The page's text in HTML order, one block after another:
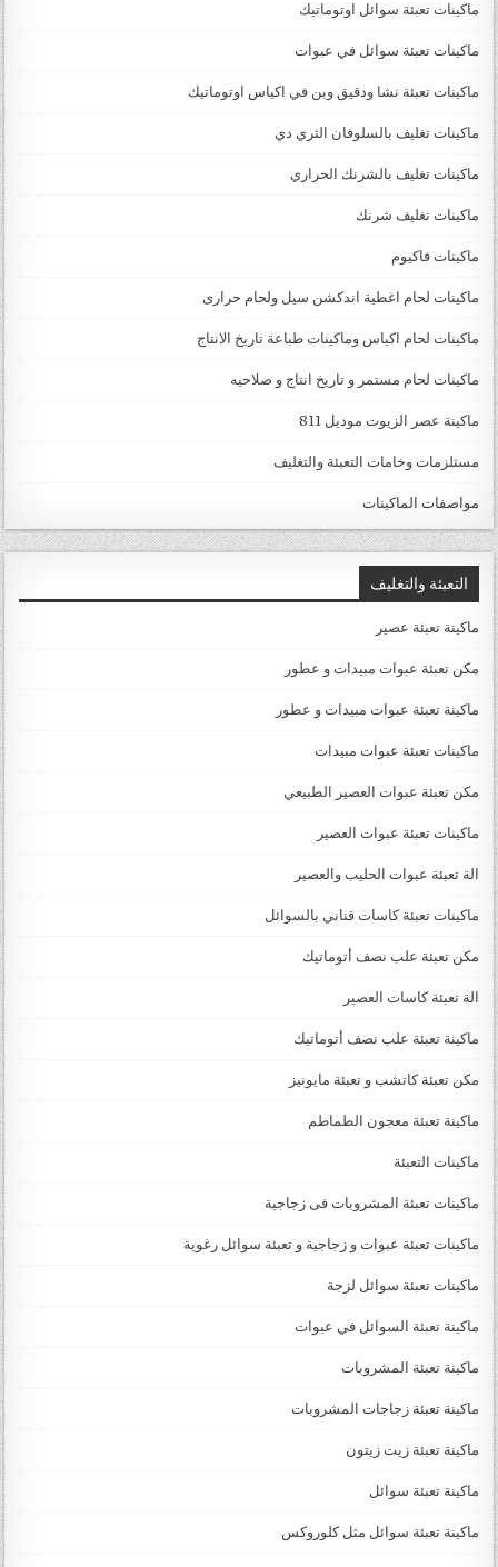
ماكينات تعبئة سوائل اوتوماتيك
ماكينات تعبئة سوائل في عبوات
ماكينات تعبئة نشا ودقيق وبن في اكياس اوتوماتيك
ماكينات تغليف بالسلوفان الثري دي
ماكينات تغليف بالشرنك الحراري
ماكينات تغليف شرنك
ماكينات فاكيوم
ماكينات لحام اغطية اندكشن سيل ولحام حرارى
ماكينات لحام اكياس وماكينات طباعة تاريخ الانتاج
ماكينات لحام مستمر و تاريخ انتاج و صلاحيه
ماكينة عصر الزيوت موديل 811
مستلزمات وخامات التعبئة والتغليف
مواصفات الماكينات
التعبئة والتغليف
ماكينة تعبئة عصير
مكن تعبئة عبوات مبيدات و عطور
ماكينة تعبئة عبوات مبيدات و عطور
ماكينات تعبئة عبوات مبيدات
مكن تعبئة عبوات العصير الطبيعي
ماكينات تعبئة عبوات العصير
الة تعبئة عبوات الحليب والعصير
ماكينات تعبئة كاسات قناني بالسوائل
مكن تعبئة علب نصف أتوماتيك
الة تعبئة كاسات العصير
ماكينة تعبئة علب نصف أتوماتيك
مكن تعبئة كاتشب و تعبئة مايونيز
ماكينة تعبئة معجون الطماطم
ماكينات التعبئة
ماكينات تعبئة المشروبات فى زجاجية
ماكينات تعبئة عبوات و زجاجية و تعبئة سوائل رغوية
ماكينات تعبئة سوائل لزجة
‏‏‏ماكينة تعبئة السوائل في عبوات
ماكينة تعبئة المشروبات
ماكينة تعبئة زجاجات المشروبات
ماكينة تعبئة زيت زيتون
ماكينة تعبئة سوائل
ماكينة تعبئة سوائل مثل كلوروكس